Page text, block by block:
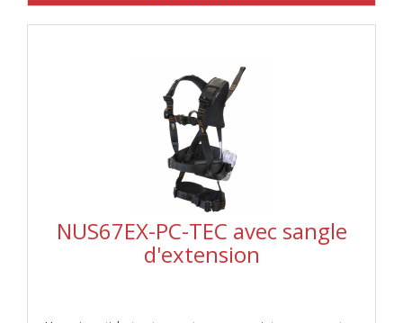
NUS67EX-PC-TEC avec sangle
d'extension